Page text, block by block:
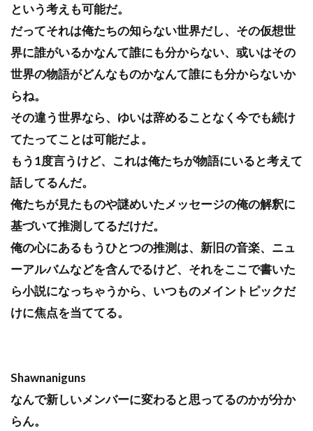
という考えも可能だ。
だってそれは俺たちの知らない世界だし、その仮想世
界に誰がいるかなんて誰にも分からない、或いはその
世界の物語がどんなものかなんて誰にも分からないか
らね。
その違う世界なら、ゆいは辞めることなく今でも続け
てたってことは可能だよ。
もう1度言うけど、これは俺たちが物語にいると考えて
話してるんだ。
俺たちが見たものや謎めいたメッセージの俺の解釈に
基づいて推測してるだけだ。
俺の心にあるもうひとつの推測は、新旧の音楽、ニュ
ーアルバムなどを含んでるけど、それをここで書いた
ら小説になっちゃうから、いつものメイントピックだ
けに焦点を当ててる。
Shawnaniguns
なんで新しいメンバーに変わると思ってるのかが分か
らん。